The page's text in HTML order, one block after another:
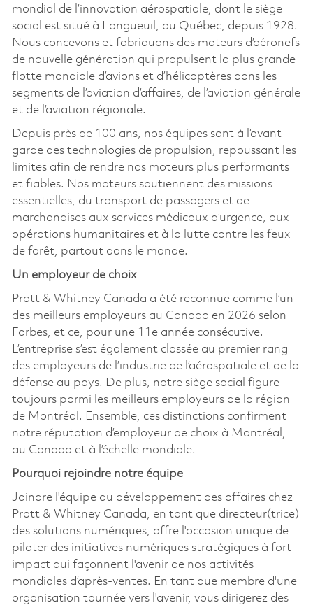
mondial de l’innovation aérospatiale, dont le siège
social est situé à Longueuil, au Québec, depuis 1928.
Nous concevons et fabriquons des moteurs d’aéronefs
de nouvelle génération qui propulsent la plus grande
flotte mondiale d’avions et d’hélicoptères dans les
segments de l’aviation d’affaires, de l’aviation générale
et de l’aviation régionale.
Depuis près de 100 ans, nos équipes sont à l’avant-
garde des technologies de propulsion, repoussant les
limites afin de rendre nos moteurs plus performants
et fiables. Nos moteurs soutiennent des missions
essentielles, du transport de passagers et de
marchandises aux services médicaux d’urgence, aux
opérations humanitaires et à la lutte contre les feux
de forêt, partout dans le monde.
Un employeur de choix
Pratt & Whitney Canada a été reconnue comme l’un
des meilleurs employeurs au Canada en 2026 selon
Forbes, et ce, pour une 11e année consécutive.
L’entreprise s’est également classée au premier rang
des employeurs de l’industrie de l’aérospatiale et de la
défense au pays. De plus, notre siège social figure
toujours parmi les meilleurs employeurs de la région
de Montréal. Ensemble, ces distinctions confirment
notre réputation d’employeur de choix à Montréal,
au Canada et à l’échelle mondiale.
Pourquoi rejoindre notre équipe
Joindre l'équipe du développement des affaires chez
Pratt & Whitney Canada, en tant que directeur(trice)
des solutions numériques, offre l'occasion unique de
piloter des initiatives numériques stratégiques à fort
impact qui façonnent l'avenir de nos activités
mondiales d’après-ventes. En tant que membre d'une
organisation tournée vers l'avenir, vous dirigerez des